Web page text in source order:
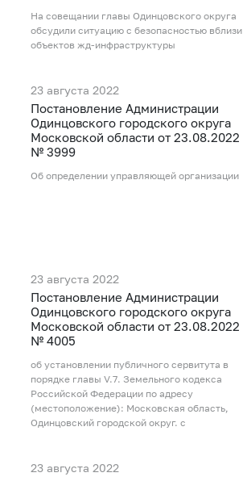
На совещании главы Одинцовского округа
обсудили ситуацию с безопасностью вблизи
объектов жд-инфраструктуры
23 августа 2022
Постановление Администрации
Одинцовского городского округа
Московской области от 23.08.2022
№ 3999
Об определении управляющей организации
23 августа 2022
Постановление Администрации
Одинцовского городского округа
Московской области от 23.08.2022
№ 4005
об установлении публичного сервитута в
порядке главы V.7. Земельного кодекса
Российской Федерации по адресу
(местоположение): Московская область,
Одинцовский городской округ. с
23 августа 2022